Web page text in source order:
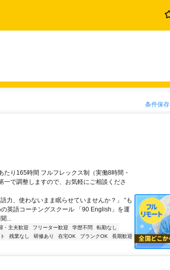
条件保存
り165時間 フルフレックス制（実働8時間・
で調整しますので、お気軽にご相談くださ
力、使わないまま眠らせていませんか？」 “も
英語コーチングスクール 「90 English」を運
...
・主夫歓迎 フリーター歓迎 学歴不問
転勤なし
残業なし 研修あり 在宅OK ブランクOK
長期歓迎